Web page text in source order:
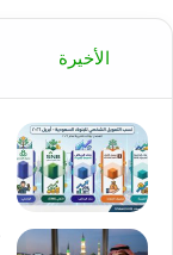
الأخيرة